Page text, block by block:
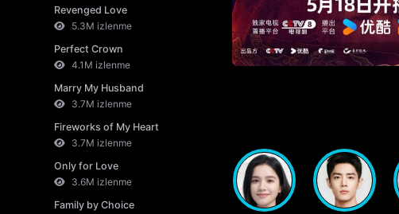
Revenged Love
5.3M izlenme
Perfect Crown
4.1M izlenme
Marry My Husband
3.7M izlenme
Fireworks of My Heart
3.7M izlenme
Only for Love
3.6M izlenme
Family by Choice